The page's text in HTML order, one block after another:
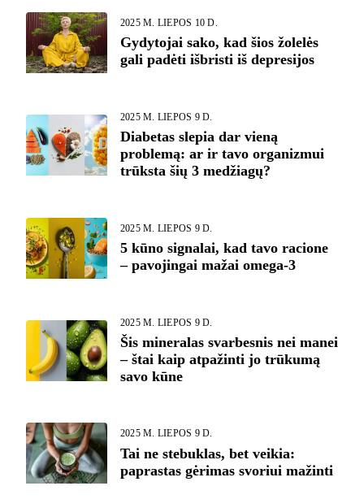
2025 M. LIEPOS 10 D.
Gydytojai sako, kad šios žolelės
gali padėti išbristi iš depresijos
2025 M. LIEPOS 9 D.
Diabetas slepia dar vieną
problemą: ar ir tavo organizmui
trūksta šių 3 medžiagų?
2025 M. LIEPOS 9 D.
5 kūno signalai, kad tavo racione
– pavojingai mažai omega-3
2025 M. LIEPOS 9 D.
Šis mineralas svarbesnis nei manei
– štai kaip atpažinti jo trūkumą
savo kūne
2025 M. LIEPOS 9 D.
Tai ne stebuklas, bet veikia:
paprastas gėrimas svoriui mažinti